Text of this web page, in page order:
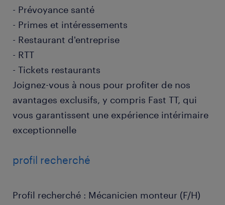
- Prévoyance santé
- Primes et intéressements
- Restaurant d'entreprise
- RTT
- Tickets restaurants
Joignez-vous à nous pour profiter de nos
avantages exclusifs, y compris Fast TT, qui
vous garantissent une expérience intérimaire
exceptionnelle
profil recherché
Profil recherché : Mécanicien monteur (F/H)